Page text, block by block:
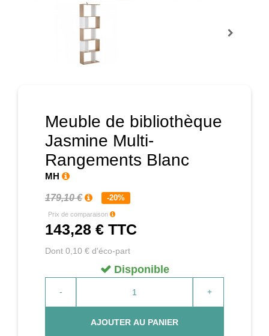
Meuble de bibliothèque
Jasmine Multi-
Rangements Blanc
MH
179,10 € -20%
Prix de comparaison
143,28 € TTC
Dont 0,10 € d'éco-part
Disponible
- +
AJOUTER AU PANIER